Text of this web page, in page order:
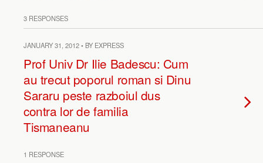
3 RESPONSES
JANUARY 31, 2012 • BY EXPRESS
Prof Univ Dr Ilie Badescu: Cum
au trecut poporul roman si Dinu
Sararu peste razboiul dus
contra lor de familia
Tismaneanu
1 RESPONSE